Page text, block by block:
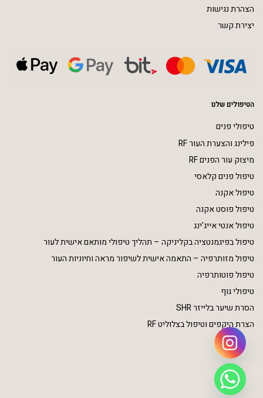
הצהרת נגישות
יצירת קשר
הטיפולים שלנו
טיפולי פנים
פילינג והצערת העור RF
מיצוק עור הפנים RF
טיפול פנים קלאסי
טיפול אקנה
טיפול פוסט אקנה
טיפול אנטי אייג’ינג
טיפול בפיגמנטציה בקליניקה – תהליך טיפולי מותאם אישית לעור
טיפול מזותרפיה – התאמה אישית לשיפור מראה וחיוניות העור
טיפול פוטותרפיה
טיפולי גוף
הסרת שיער בלייזר SHR
הצרת היקפים וטיפול בצלוליט RF